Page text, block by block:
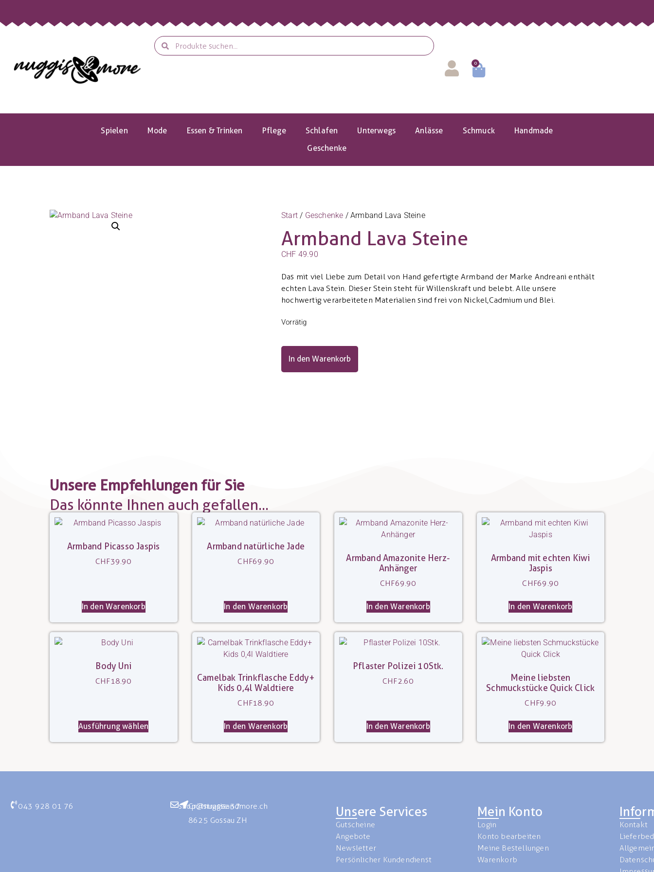
0
Spielen Mode Essen & Trinken Pflege Schlafen Unterwegs Anlässe Schmuck
Handmade
Geschenke
Start / Geschenke / Armband Lava Steine
Armband Lava Steine
CHF 49.90
Das mit viel Liebe zum Detail von Hand gefertigte Armband der Marke Andreani enthält
echten Lava Stein. Dieser Stein steht für Willenskraft und belebt. Alle unsere
hochwertig verarbeiteten Materialien sind frei von Nickel,Cadmium und Blei.
Vorrätig
In den Warenkorb
Unsere Empfehlungen für Sie
Das könnte Ihnen auch gefallen...
Armband Picasso Jaspis
CHF39.90
In den Warenkorb
Armband natürliche Jade
CHF69.90
In den Warenkorb
Armband Amazonite Herz-
Anhänger
CHF69.90
In den Warenkorb
Armband mit echten Kiwi
Jaspis
CHF69.90
In den Warenkorb
Body Uni
CHF18.90
Ausführung wählen
Camelbak Trinkflasche Eddy+
Kids 0,4l Waldtiere
CHF18.90
In den Warenkorb
Pflaster Polizei 10Stk.
CHF2.60
In den Warenkorb
Meine liebsten
Schmuckstücke Quick Click
CHF9.90
In den Warenkorb
043 928 01 76 shop@nuggisandmore.ch
Grütstrasse 37
8625 Gossau ZH
Unsere Services
Gutscheine
Angebote
Newsletter
Persönlicher Kundendienst
Mein Konto
Login
Konto bearbeiten
Meine Bestellungen
Warenkorb
Kontakt